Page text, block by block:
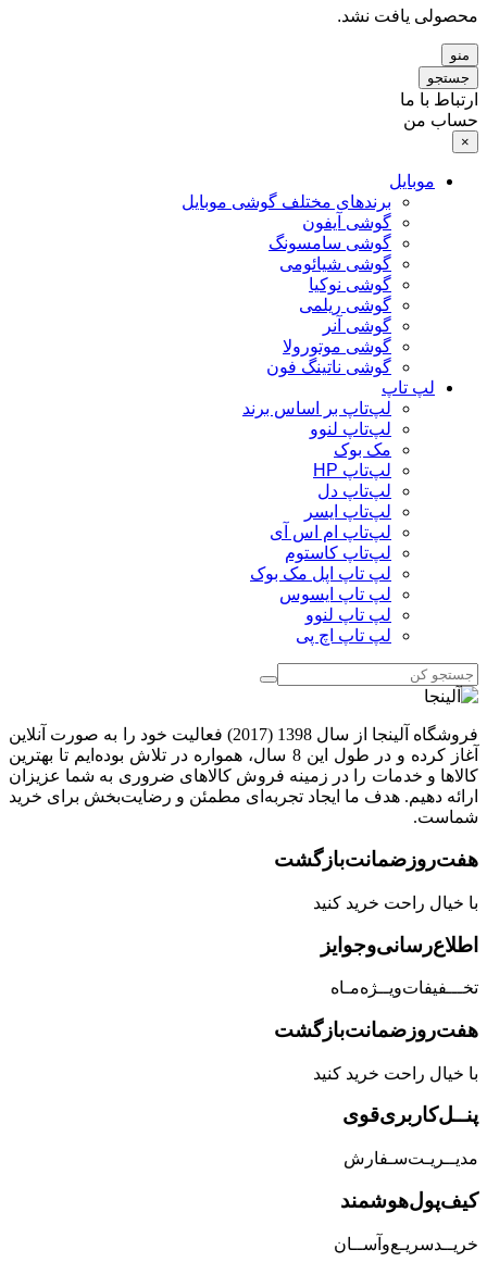
محصولی یافت نشد.
منو
جستجو
ارتباط با ما
حساب من
×
موبایل
برندهای مختلف گوشی موبایل
گوشی آیفون
گوشی سامسونگ
گوشی شیائومی
گوشی نوکیا
گوشی ریلمی
گوشی آنر
گوشی موتورولا
گوشی ناتینگ فون
لپ تاپ
لپ‌تاپ بر اساس برند
لپ‌تاپ لنوو
مک بوک
لپ‌تاپ HP
لپ‌تاپ دل
لپ‌تاپ ایسر
لپ‌تاپ ام اس آی
لپ‌تاپ کاستوم
لپ تاپ اپل مک بوک
لپ تاپ ایسوس
لپ تاپ لنوو
لپ تاپ اچ پی
فروشگاه آلینجا از سال 1398 (2017) فعالیت خود را به صورت آنلاین
آغاز کرده و در طول این 8 سال، همواره در تلاش بوده‌ایم تا بهترین
کالاها و خدمات را در زمینه فروش کالاهای ضروری به شما عزیزان
ارائه دهیم. هدف ما ایجاد تجربه‌ای مطمئن و رضایت‌بخش برای خرید
شماست.
هفت‌روز‌ضمانت‌بازگشت
با خیال راحت خرید کنید
اطلاع‌رسانی‌و‌جوایز
تخـــفیفات‌ویــژه‌مـاه
هفت‌روز‌ضمانت‌بازگشت
با خیال راحت خرید کنید
پنــل‌کاربری‌قوی
مدیــریـت‌سـفارش
کیف‌پول‌هوشمند
خریــد‌سریـع‌و‌آســان